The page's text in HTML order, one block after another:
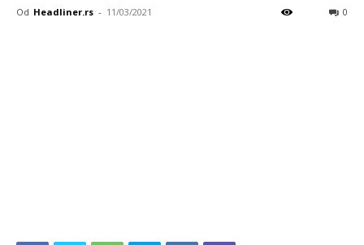
Od Headliner.rs - 11/03/2021 0